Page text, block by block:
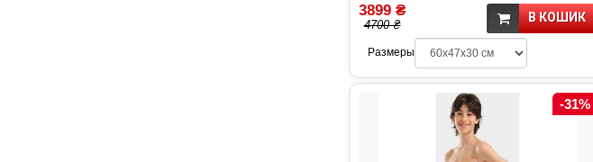
3899 ₴
4700 ₴
В КОШИК
Размеры
-31%